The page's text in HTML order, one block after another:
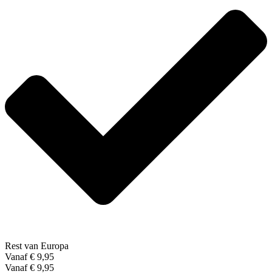
Rest van Europa
Vanaf € 9,95
Vanaf € 9,95